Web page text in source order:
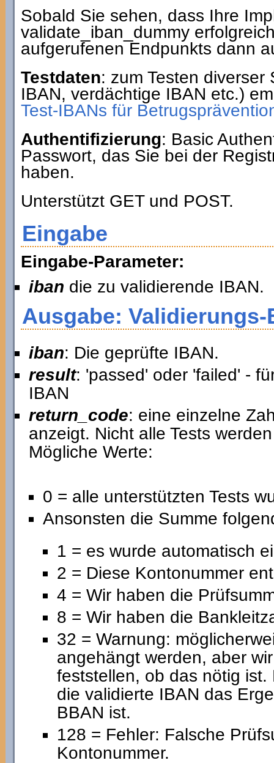
Sobald Sie sehen, dass Ihre
validate_iban_dummy
aufgerufenen Endpunkts dann
Testdaten: zum Testen
IBAN, verdächtige IBAN etc.)
Test-IBANs für
Authentifizierung: Basic
Passwort, das Sie bei der
haben.
Unterstützt GET und POST.
Eingabe
Eingabe-Parameter:
iban die zu validierende IBAN.
Ausgabe:
iban: Die geprüfte IBAN.
result: 'passed' oder 'failed' -
IBAN
return_code: eine einzelne
anzeigt. Nicht alle Tests
Mögliche Werte:
0 = alle unterstützten Tests
Ansonsten die Summe
1 = es wurde automatisch
2 = Diese Kontonummer
4 = Wir haben die
8 = Wir haben die
32 = Warnung:
angehängt werden, aber
feststellen, ob das nötig
die validierte IBAN das
BBAN ist.
128 = Fehler: Falsche
Kontonummer.